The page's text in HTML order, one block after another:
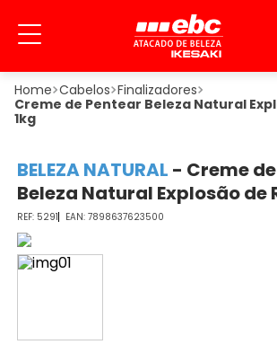
Cabelos Finalizadores
Creme de Pentear Beleza Natural
1kg
BELEZA NATURAL - Creme
Beleza Natural Explosão de
5291 7898637623500